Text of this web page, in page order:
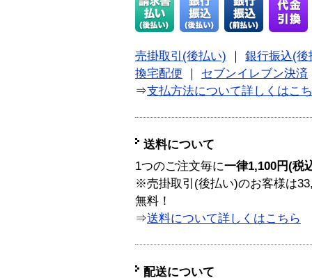
売掛取引(後払い)
銀行振込(後
換宅配便
セブンイレブン決済
⇒支払方法について詳しくはこ
送料について
1つのご注文毎に一律1,100円(税
※売掛取引(後払い)のお客様は
無料！
⇒送料について詳しくはこちら
配送について